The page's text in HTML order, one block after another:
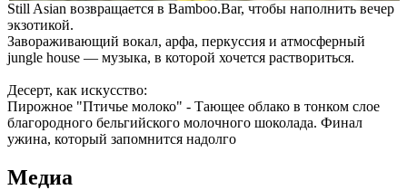
Still Asian возвращается в Bamboo.Bar, чтобы наполнить вечер
экзотикой.
Завораживающий вокал, арфа, перкуссия и атмосферный
jungle house — музыка, в которой хочется раствориться.
Десерт, как искусство:
Пирожное "Птичье молоко" - Тающее облако в тонком слое
благородного бельгийского молочного шоколада. Финал
ужина, который запомнится надолго
Медиа